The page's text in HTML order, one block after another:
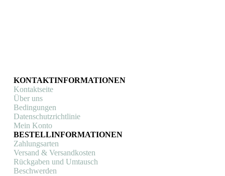
KONTAKTINFORMATIONEN
Kontaktseite
Über uns
Bedingungen
Datenschutzrichtlinie
Mein Konto
BESTELLINFORMATIONEN
Zahlungsarten
Versand & Versandkosten
Rückgaben und Umtausch
Beschwerden